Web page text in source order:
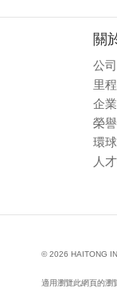
關
公
里
企
榮
環
人
© 2026 HAITONG
適用瀏覽此網頁的